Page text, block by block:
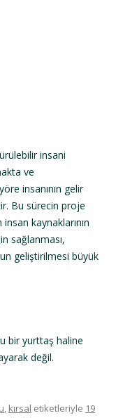
insani
ve
insanının gelir
Bu sürecin proje
kaynaklarının
sağlanması,
geliştirilmesi büyük
bir yurttaş haline
değil.
, kırsal etiketleriyle 19